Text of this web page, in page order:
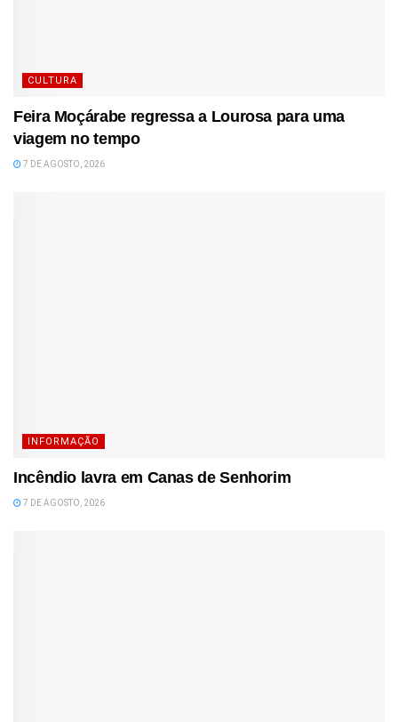
CULTURA
Feira Moçárabe regressa a Lourosa para uma
viagem no tempo
7 DE AGOSTO, 2026
INFORMAÇÃO
Incêndio lavra em Canas de Senhorim
7 DE AGOSTO, 2026